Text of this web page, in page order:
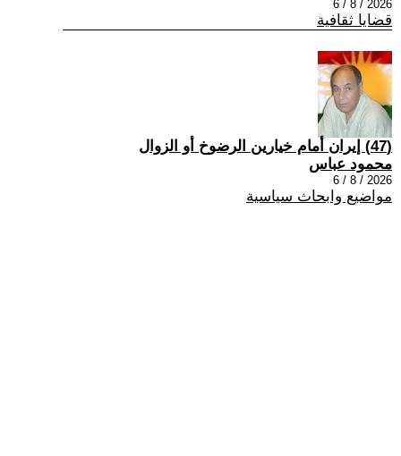
2026 / 8 / 6
قضايا ثقافية
(47) إيران أمام خيارين الرضوخ أو الزوال
محمود عباس
2026 / 8 / 6
مواضيع وابحاث سياسية